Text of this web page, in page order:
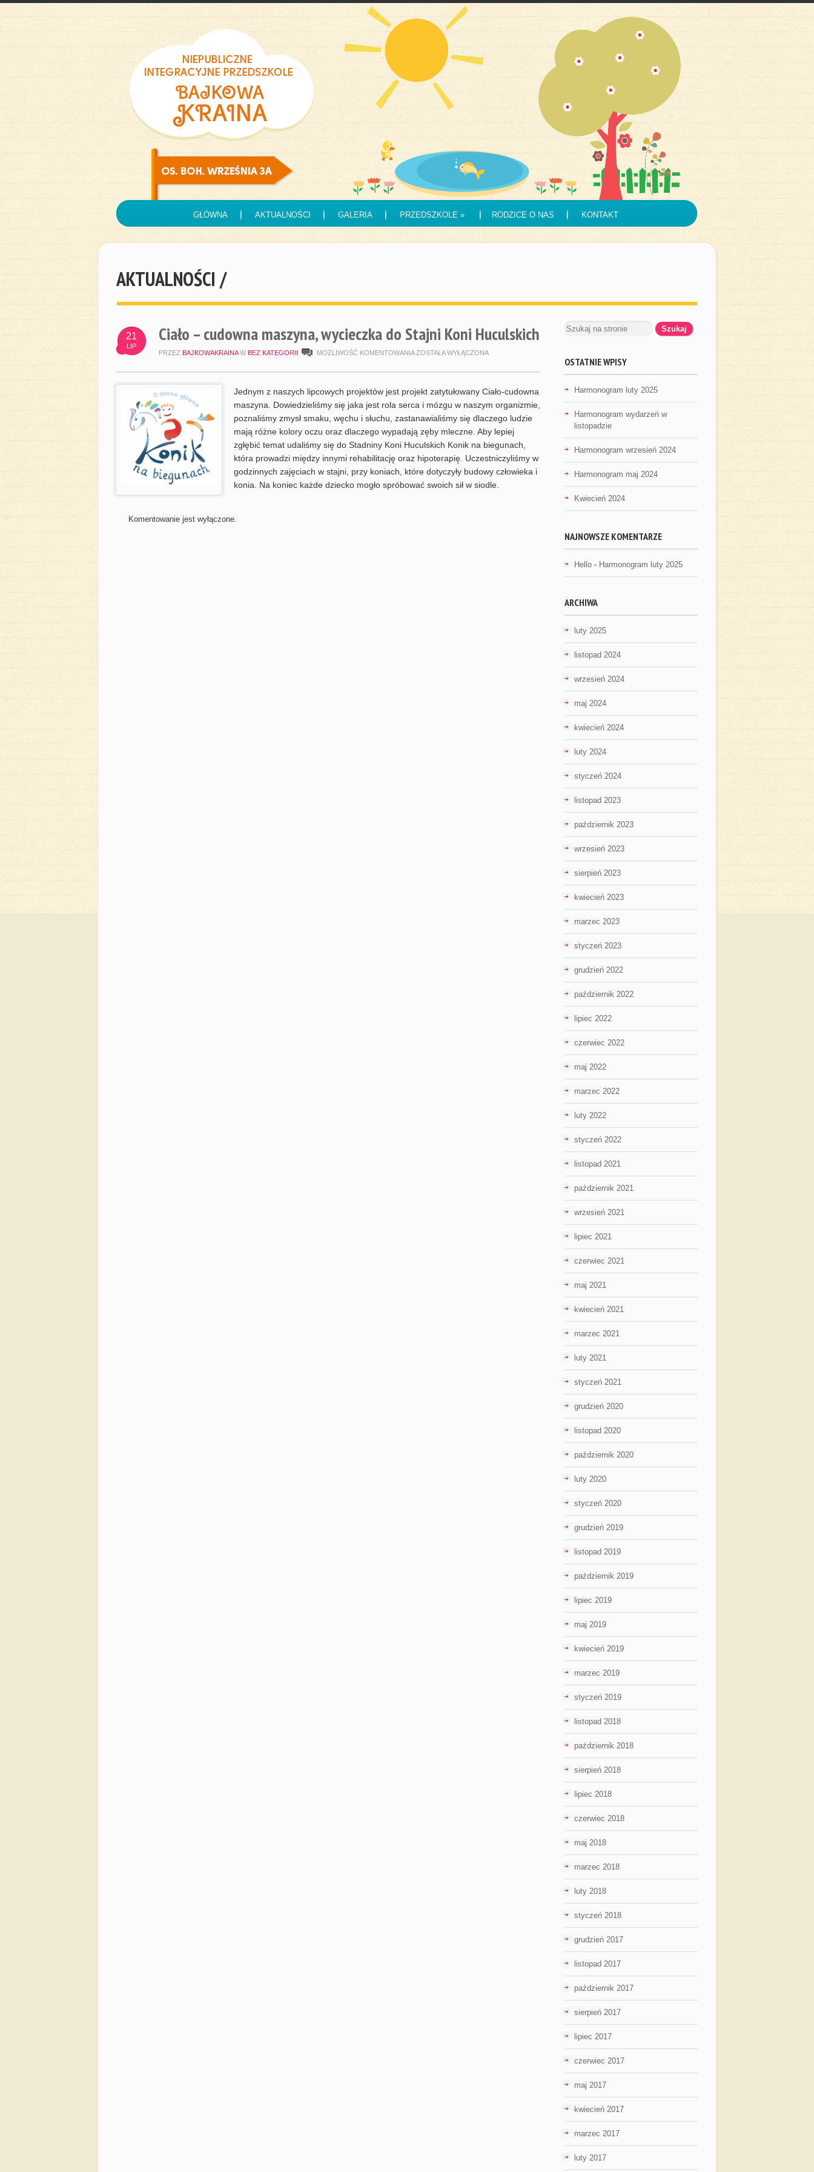
GŁÓWNA AKTUALNOŚCI GALERIA PRZEDSZKOLE» RODZICE O NAS KONTAKT
AKTUALNOŚCI /
21
LIP
Ciało – cudowna maszyna, wycieczka do Stajni Koni Huculskich
PRZEZ BAJKOWAKRAINA W BEZ KATEGORII MOŻLIWOŚĆ KOMENTOWANIA CIAŁO
MASZYNA,
WYCIECZKA
DO
STAJNI
KONI
HUCULSKICH
ZOSTAŁA WYŁĄCZONA
Jednym z naszych lipcowych projektów jest projekt zatytułowany Ciało-cudowna
maszyna. Dowiedzieliśmy się jaka jest rola serca i mózgu w naszym organizmie,
poznaliśmy zmysł smaku, węchu i słuchu, zastanawialiśmy się dlaczego ludzie
mają różne kolory oczu oraz dlaczego wypadają zęby mleczne. Aby lepiej
zgłębić temat udaliśmy się do Stadniny Koni Huculskich Konik na biegunach,
która prowadzi między innymi rehabilitację oraz hipoterapię. Uczestniczyliśmy w
godzinnych zajęciach w stajni, przy koniach, które dotyczyły budowy człowieka i
konia. Na koniec każde dziecko mogło spróbować swoich sił w siodle.
Komentowanie jest wyłączone.
OSTATNIE WPISY
Harmonogram luty 2025
Harmonogram wydarzeń w
listopadzie
Harmonogram wrzesień 2024
Harmonogram maj 2024
Kwiecień 2024
NAJNOWSZE KOMENTARZE
Hello - Harmonogram luty 2025
ARCHIWA
luty 2025
listopad 2024
wrzesień 2024
maj 2024
kwiecień 2024
luty 2024
styczeń 2024
listopad 2023
październik 2023
wrzesień 2023
sierpień 2023
kwiecień 2023
marzec 2023
styczeń 2023
grudzień 2022
październik 2022
lipiec 2022
czerwiec 2022
maj 2022
marzec 2022
luty 2022
styczeń 2022
listopad 2021
październik 2021
wrzesień 2021
lipiec 2021
czerwiec 2021
maj 2021
kwiecień 2021
marzec 2021
luty 2021
styczeń 2021
grudzień 2020
listopad 2020
październik 2020
luty 2020
styczeń 2020
grudzień 2019
listopad 2019
październik 2019
lipiec 2019
maj 2019
kwiecień 2019
marzec 2019
styczeń 2019
listopad 2018
październik 2018
sierpień 2018
lipiec 2018
czerwiec 2018
maj 2018
marzec 2018
luty 2018
styczeń 2018
grudzień 2017
listopad 2017
październik 2017
sierpień 2017
lipiec 2017
czerwiec 2017
maj 2017
kwiecień 2017
marzec 2017
luty 2017